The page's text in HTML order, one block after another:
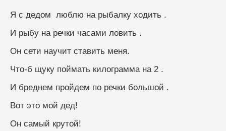
Я с дедом  люблю на рыбалку ходить .
И рыбу на речки часами ловить .
Он сети научит ставить меня.
Что-б щуку поймать килограмма на 2 .
И бреднем пройдем по речки большой .
Вот это мой дед!
Он самый крутой!